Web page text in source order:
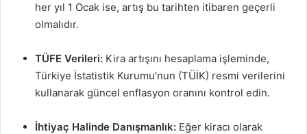
her yıl 1 Ocak ise, artış bu tarihten itibaren geçerli
olmalıdır.
TÜFE Verileri: Kira artışını hesaplama işleminde,
Türkiye İstatistik Kurumu’nun (TÜİK) resmi verilerini
kullanarak güncel enflasyon oranını kontrol edin.
İhtiyaç Halinde Danışmanlık: Eğer kiracı olarak